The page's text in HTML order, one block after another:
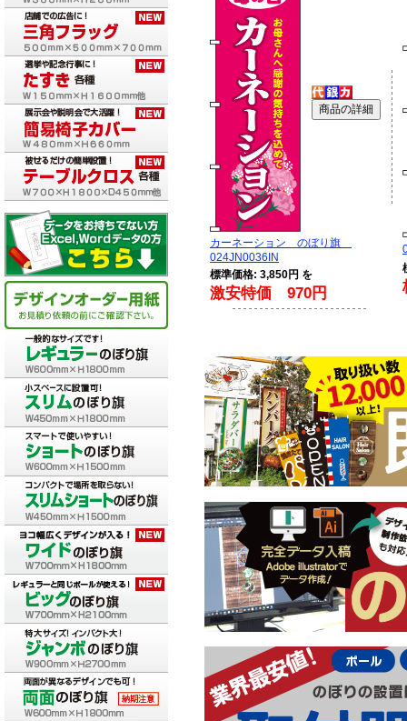
カーネーション のぼり旗
024JN0036IN
標準価格: 3,850円 を
激安特価 970円